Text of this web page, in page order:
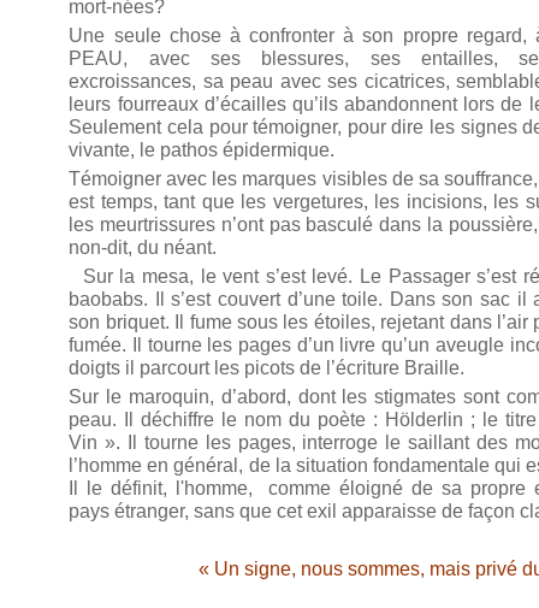
mort-nées?
Une seule chose à confronter à son propre
PEAU, avec ses blessures, ses entailles,
excroissances, sa peau avec ses cicatrices,
leurs fourreaux d’écailles qu’ils abandonnent lors de
Seulement cela pour témoigner, pour dire les signes
vivante, le pathos épidermique.
Témoigner avec les marques visibles de sa
est temps, tant que les vergetures, les incisions, les
les meurtrissures n’ont pas basculé dans la
non-dit, du néant.
Sur la mesa, le vent s’est levé. Le Passager s’est
baobabs. Il s’est couvert d’une toile. Dans son sac
son briquet. Il fume sous les étoiles, rejetant dans
fumée. Il tourne les pages d’un livre qu’un aveugle
doigts il parcourt les picots de l’écriture Braille.
Sur le maroquin, d’abord, dont les stigmates sont
peau. Il déchiffre le nom du poète : Hölderlin ; le
Vin ». Il tourne les pages, interroge le saillant des
l’homme en général, de la situation fondamentale qui
Il le définit, l'homme, comme éloigné de sa propre
pays étranger, sans que cet exil apparaisse de façon
« Un signe, nous sommes, mais privé